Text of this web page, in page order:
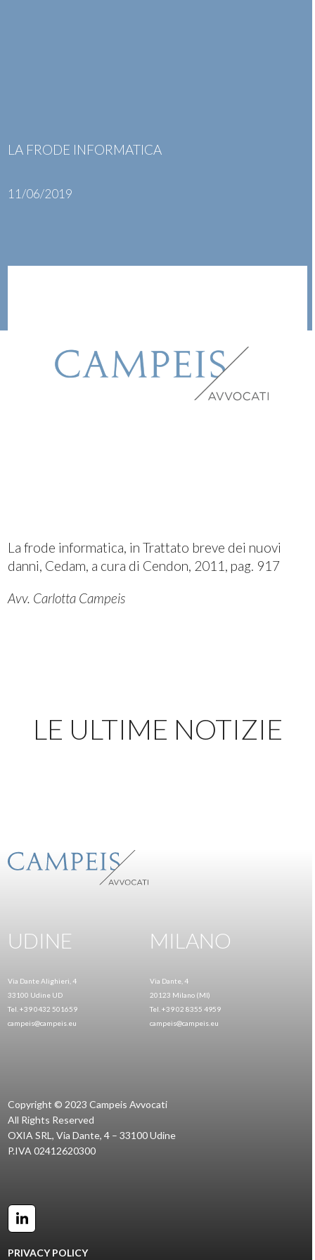
LA FRODE INFORMATICA
11/06/2019
La frode informatica, in Trattato breve dei nuovi
danni, Cedam, a cura di Cendon, 2011, pag. 917
Avv. Carlotta Campeis
LE ULTIME NOTIZIE
UDINE
Via Dante Alighieri, 4
33100 Udine UD
Tel. +39 0432 501659
campeis@campeis.eu
MILANO
Via Dante, 4
20123 Milano (MI)
Tel. +39 02 8355 4959
campeis@campeis.eu
Copyright © 2023 Campeis Avvocati
All Rights Reserved
OXIA SRL, Via Dante, 4 – 33100 Udine
P.IVA 02412620300
LinkedIn
PRIVACY POLICY